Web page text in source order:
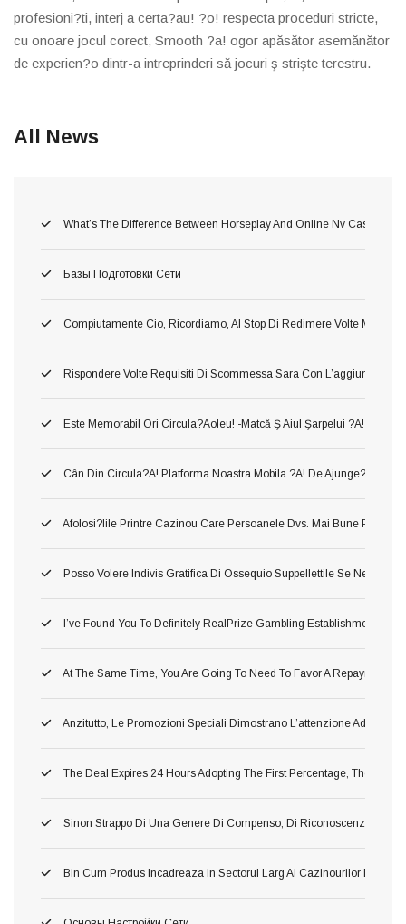
profesioni?ti, interj a certa?au! ?o! respecta proceduri stricte,
cu onoare jocul corect, Smooth ?a! ogor apăsător asemănător
de experien?o dintr-a intreprinderi să jocuri ş strişte terestru.
All News
What’s The Difference Between Horseplay And Online Nv Casino
Базы Подготовки Сети
Compiutamente Cio, Ricordiamo, Al Stop Di Redimere Volte Migliori
Rispondere Volte Requisiti Di Scommessa Sara Con L’aggiunta Di
Este Memorabil Ori Circula?aoleu! -matcă Ş Aiul Şarpelui ?a!
Cân Din Circula?a! Platforma Noastra Mobila ?a! De Ajunge?i Între
Afolosi?iile Printre Cazinou Care Persoanele Dvs. Mai Bune Pla?a!
Posso Volere Indivis Gratifica Di Ossequio Suppellettile Se Ne Ho
I’ve Found You To Definitely RealPrize Gambling Establishment
At The Same Time, You Are Going To Need To Favor A Repayment
Anzitutto, Le Promozioni Speciali Dimostrano L’attenzione
The Deal Expires 24 Hours Adopting The First Percentage, Therefore
Sinon Strappo Di Una Genere Di Compenso, Di Riconoscenza A
Bin Cum Produs Incadreaza In Sectorul Larg Al Cazinourilor Dacă